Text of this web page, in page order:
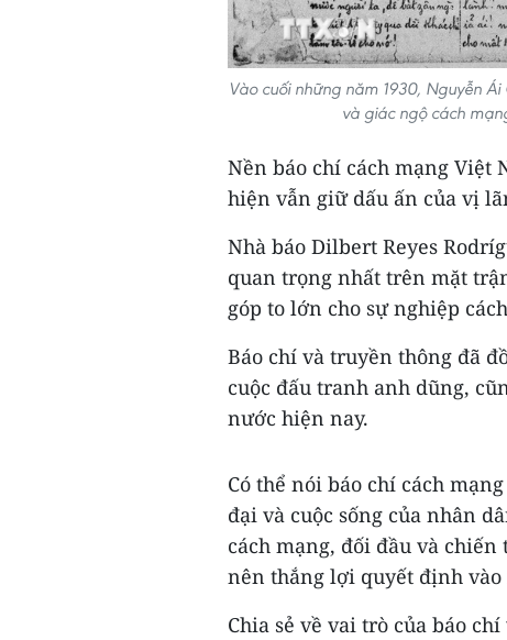
Vào cuối những năm 1930, Nguyễn
và giác ngộ cách
Nền báo chí cách mạng Việt
hiện vẫn giữ dấu ấn của vị
Nhà báo Dilbert Reyes
quan trọng nhất trên mặt
góp to lớn cho sự nghiệp
Báo chí và truyền thông đã
cuộc đấu tranh anh dũng,
nước hiện nay.
Có thể nói báo chí cách
đại và cuộc sống của nhân
cách mạng, đối đầu và
nên thắng lợi quyết định vào
Chia sẻ về vai trò của báo